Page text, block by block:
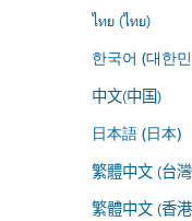
ไทย (ไทย)
한국어 (대한
中文(中国)
日本語 (日本)
繁體中文 (台
繁體中文 (香